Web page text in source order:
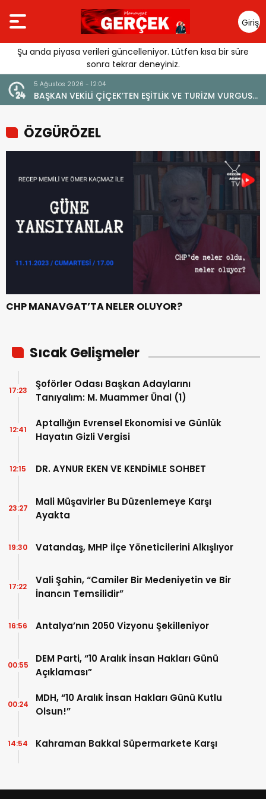
Giriş
Yap
Şu anda piyasa verileri güncelleniyor. Lütfen kısa bir süre
sonra tekrar deneyiniz.
5 Ağustos 2026 - 12:04
BAŞKAN VEKİLİ ÇİÇEK’TEN EŞİTLİK VE TURİZM VURGUSU:
“MANAVGAT’IN MARKA DEĞERİNE ZARAR VERİLMEMELİ”
ÖZGÜRÖZEL
CHP MANAVGAT’TA NELER OLUYOR?
Sıcak Gelişmeler
Şoförler Odası Başkan Adaylarını
Tanıyalım: M. Muammer Ünal (1)
17:23
Aptallığın Evrensel Ekonomisi ve Günlük
Hayatın Gizli Vergisi
12:41
DR. AYNUR EKEN VE KENDİMLE SOHBET
12:15
Mali Müşavirler Bu Düzenlemeye Karşı
Ayakta
23:27
Vatandaş, MHP İlçe Yöneticilerini Alkışlıyor
19:30
Vali Şahin, “Camiler Bir Medeniyetin ve Bir
İnancın Temsilidir”
17:22
Antalya’nın 2050 Vizyonu Şekilleniyor
16:56
DEM Parti, “10 Aralık İnsan Hakları Günü
Açıklaması”
00:55
MDH, “10 Aralık İnsan Hakları Günü Kutlu
Olsun!”
00:24
Kahraman Bakkal Süpermarkete Karşı
14:54